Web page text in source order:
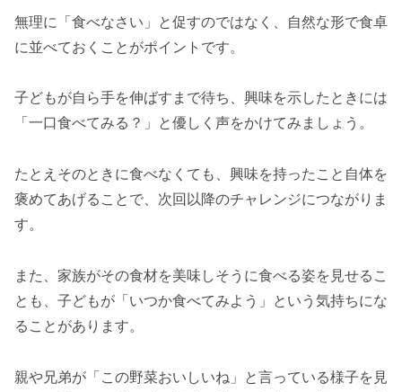
無理に「食べなさい」と促すのではなく、自然な形で食卓
に並べておくことがポイントです。
子どもが自ら手を伸ばすまで待ち、興味を示したときには
「一口食べてみる？」と優しく声をかけてみましょう。
たとえそのときに食べなくても、興味を持ったこと自体を
褒めてあげることで、次回以降のチャレンジにつながりま
す。
また、家族がその食材を美味しそうに食べる姿を見せるこ
とも、子どもが「いつか食べてみよう」という気持ちにな
ることがあります。
親や兄弟が「この野菜おいしいね」と言っている様子を見